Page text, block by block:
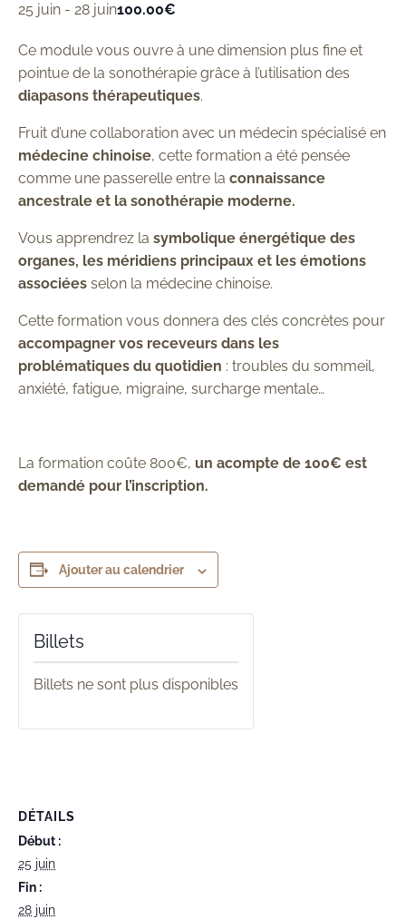
25 juin - 28 juin100.00€
Ce module vous ouvre à une dimension plus fine et
pointue de la sonothérapie grâce à l’utilisation des
diapasons thérapeutiques.
Fruit d’une collaboration avec un médecin spécialisé en
médecine chinoise, cette formation a été pensée
comme une passerelle entre la connaissance
ancestrale et la sonothérapie moderne.
Vous apprendrez la symbolique énergétique des
organes, les méridiens principaux et les émotions
associées selon la médecine chinoise.
Cette formation vous donnera des clés concrètes pour
accompagner vos receveurs dans les
problématiques du quotidien : troubles du sommeil,
anxiété, fatigue, migraine, surcharge mentale…
La formation coûte 800€, un acompte de 100€ est
demandé pour l’inscription.
Ajouter au calendrier
DÉTAILS
Début :
25 juin
Fin :
28 juin
Billets
Billets ne sont plus disponibles